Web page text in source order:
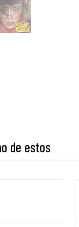
de estos